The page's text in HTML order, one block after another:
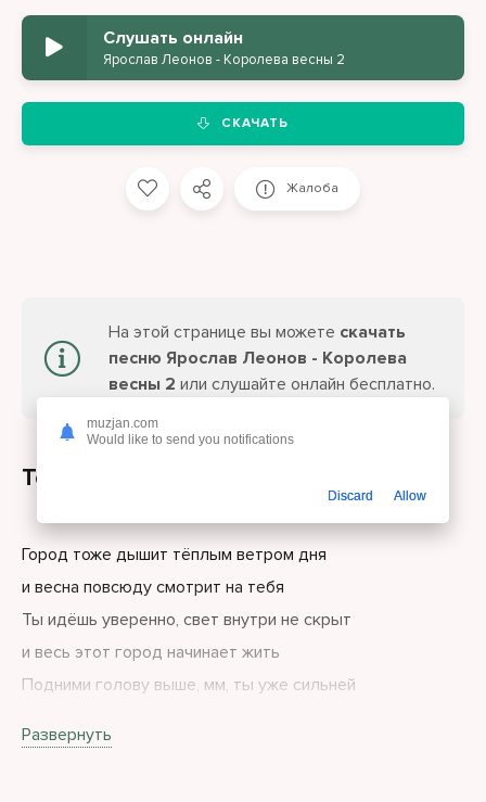
Слушать онлайн
Ярослав Леонов - Королева весны 2
СКАЧАТЬ
Жалоба
На этой странице вы можете скачать
песню Ярослав Леонов - Королева
весны 2 или слушайте онлайн бесплатно.
Текст песни
Город тоже дышит тёплым ветром дня
и весна повсюду смотрит на тебя
Ты идёшь уверенно, свет внутри не скрыт
и весь этот город начинает жить
Подними голову выше, мм, ты уже сильней
Развернуть
muzjan.com
Would like to send you notifications
Discard Allow